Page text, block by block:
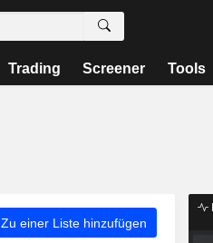
Trading Screener Tools
Zu einer Liste hinzufügen